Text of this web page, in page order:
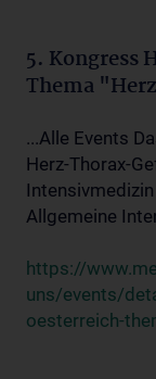
5. Kongress
Thema
...Alle Events
Herz-Thorax-
Allgemeine
https://
uns/events/
oesterreich-